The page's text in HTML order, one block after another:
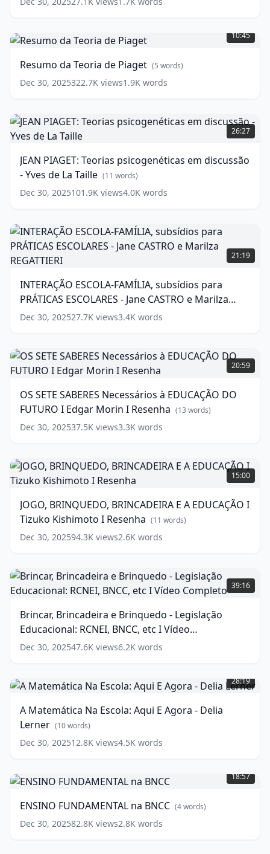
um
a
descobrir
Jacques
Delors
words)
da
Teoria
Piaget
(5
words)
10:45
Resumo da Teoria de Piaget (5 words)
Dec 30, 2025322.7K views1.9K words
JEAN
PIAGET:
Teorias
em
discussão
Yves
La
Taille (11
words)
26:27
JEAN PIAGET: Teorias psicogenéticas em discussão
- Yves de La Taille (11 words)
Dec 30, 2025101.9K views4.0K words
INTERAÇÃO
ESCOLA-
FAMÍLIA,
para
PRÁTICAS
ESCOLARES
CASTRO
e
Marilza
words)
21:19
INTERAÇÃO ESCOLA-FAMÍLIA, subsídios para
PRÁTICAS ESCOLARES - Jane CASTRO e Marilza
REGATTIERI (12words)
Dec 30, 202527.7K views3.4K words
OS
SETE
SABERES
à
EDUCAÇÃO
DO
FUTURO
Edgar
Morin
I
words)
20:59
OS SETE SABERES Necessários à EDUCAÇÃO DO
FUTURO I Edgar Morin I Resenha (13 words)
Dec 30, 202537.5K views3.3K words
JOGO,
BRINQUEDO,
BRINCADEIRA
A
EDUCAÇÃO
Tizuko
I
Resenha (11
words)
15:00
JOGO, BRINQUEDO, BRINCADEIRA E A EDUCAÇÃO I
Tizuko Kishimoto I Resenha (11 words)
Dec 30, 202594.3K views2.6K words
Brincar,
Brincadeira
e
Legislação
Educacional:
RCNEI,
etc
I
Completo (13
words)
39:16
Brincar, Brincadeira e Brinquedo - Legislação
Educacional: RCNEI, BNCC, etc I Vídeo
Completo (13words)
Dec 30, 202547.6K views6.2K words
Matemática
Na
Aqui
E
Agora
Lerner
words)
28:19
A Matemática Na Escola: Aqui E Agora - Delia
Lerner (10words)
Dec 30, 202512.8K views4.5K words
FUNDAMENTAL
na
words)
18:57
ENSINO FUNDAMENTAL na BNCC (4words)
Dec 30, 202582.8K views2.8K words